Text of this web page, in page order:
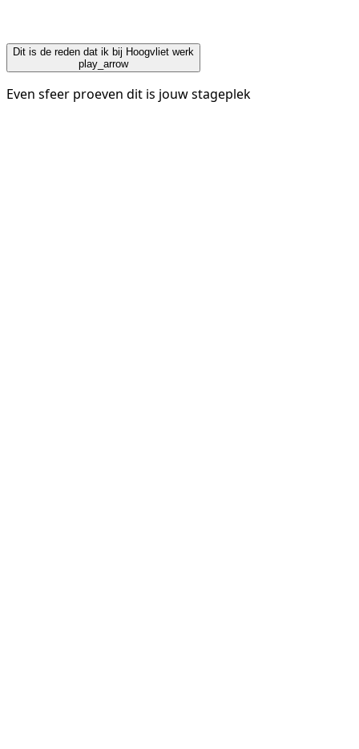
Dit is de reden dat ik bij Hoogvliet werk
play_arrow
Even sfeer proeven dit is jouw stageplek